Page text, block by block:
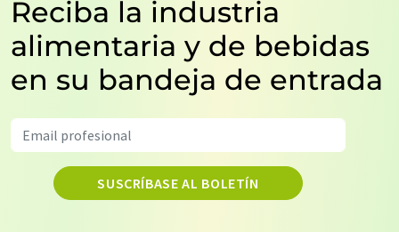
Reciba la industria
alimentaria y de bebidas
en su bandeja de entrada
SUSCRÍBASE AL BOLETÍN